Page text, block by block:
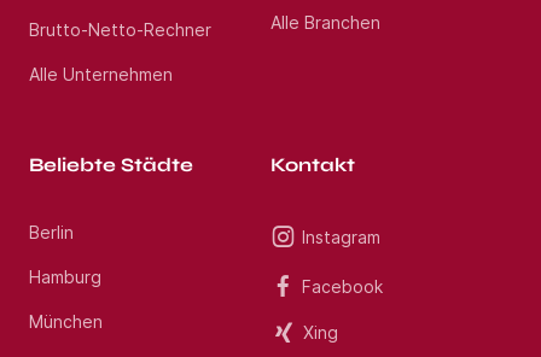
Brutto-Netto-Rechner
Alle Unternehmen
Alle Branchen
Beliebte Städte
Berlin
Hamburg
München
Kontakt
Instagram
Facebook
Xing